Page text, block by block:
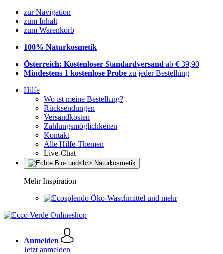
zur Navigation
zum Inhalt
zum Warenkorb
100% Naturkosmetik
Österreich: Kostenloser Standardversand ab € 39,90
Mindestens 1 kostenlose Probe zu jeder Bestellung
Hilfe
Wo ist meine Bestellung?
Rücksendungen
Versandkosten
Zahlungsmöglichkeiten
Kontakt
Alle Hilfe-Themen
Live-Chat
Mehr Inspiration
Öko-Waschmittel und mehr
Anmelden
Jetzt anmelden